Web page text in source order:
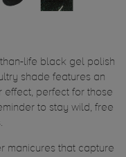
life black gel polish
shade features an
effect, perfect for those
to stay wild, free
manicures that capture